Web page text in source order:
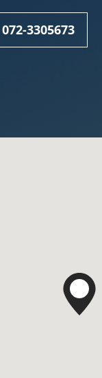
072-3305673